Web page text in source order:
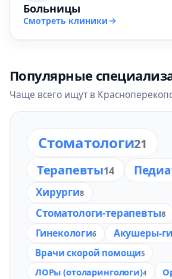
Больницы
Смотреть клиники
Популярные
Чаще всего ищут в
Стоматологи21
Терапевты14
Хирурги8
Стоматологи-терапевты8
Гинекологи6 Акушеры-
Врачи скорой помощи5
ЛОРы (отоларингологи)4